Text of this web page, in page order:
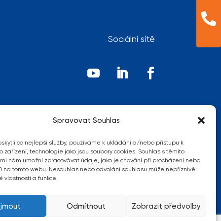
Spravovat Souhlas
co nejlepší služby, používáme k ukládání a/nebo přístupu k
zařízení, technologie jako jsou soubory cookies. Souhlas s těmito
nám umožní zpracovávat údaje, jako je chování při procházení nebo
na tomto webu. Nesouhlas nebo odvolání souhlasu může nepříznivě
vlastnosti a funkce.
Odmítnout Zobrazit předvolby

Sociální sítě